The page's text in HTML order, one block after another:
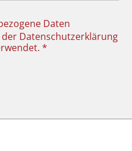
Daten
Datenschutzerklärung
*